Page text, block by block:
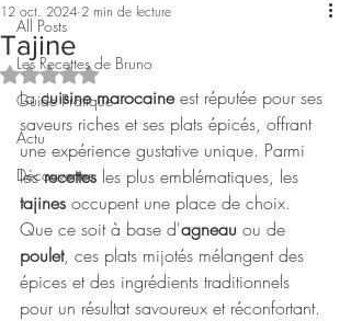
All Posts
Les Recettes de Bruno
Guide Pratique
Actu
Découvertes
Tajine
12 oct. 2024 2 min de lecture
Noté NaN étoiles sur 5.
La cuisine marocaine est réputée pour ses
saveurs riches et ses plats épicés, offrant
une expérience gustative unique. Parmi
les recettes les plus emblématiques, les
tajines occupent une place de choix.
Que ce soit à base d'agneau ou de
poulet, ces plats mijotés mélangent des
épices et des ingrédients traditionnels
pour un résultat savoureux et réconfortant.